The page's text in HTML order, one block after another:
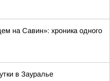
на Савин»: хроника одного
в Зауралье